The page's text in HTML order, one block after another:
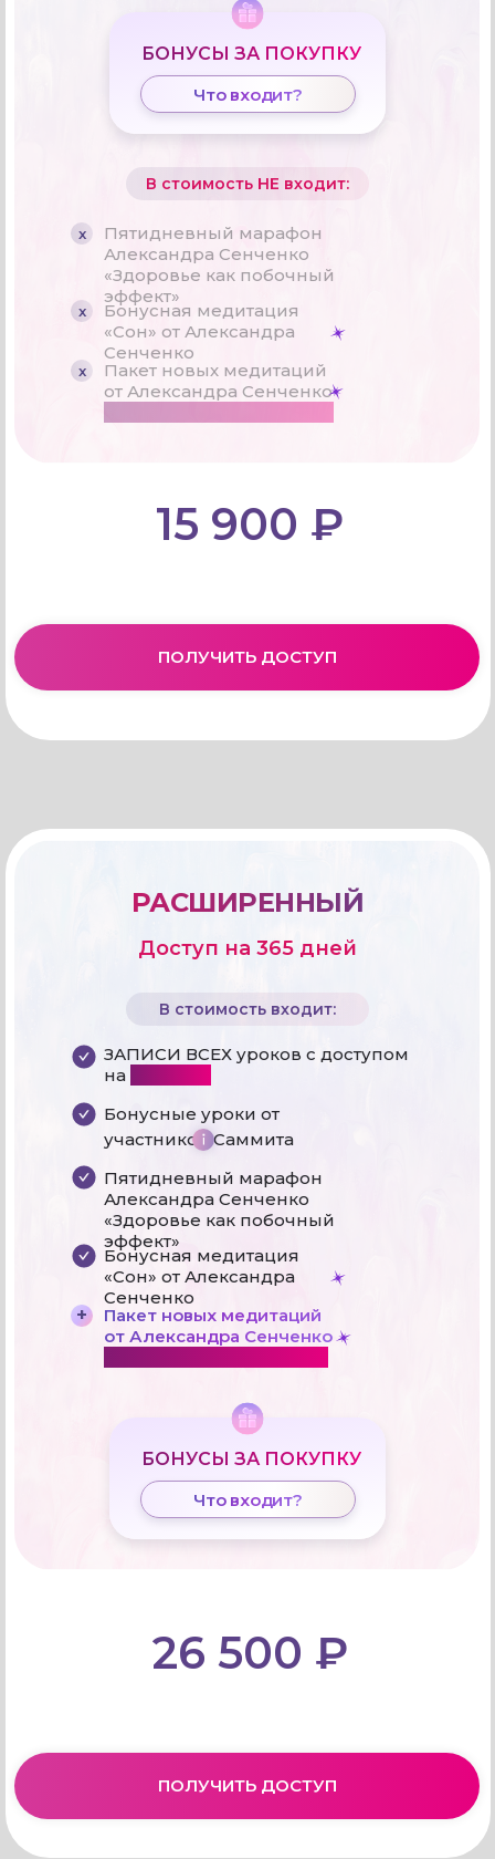
В стоимость НЕ входит:
Пятидневный марафон
Александра Сенченко
«Здоровье как побочный
эффект»
x
15 900 ₽
Бонусная медитация
«Сон» от Александра
Сенченко
x
Пакет новых медитаций
от Александра Сенченко
x
БОНУСЫ ЗА ПОКУПКУ
ПОЛУЧИТЬ ДОСТУП
Что входит?
РАСШИРЕННЫЙ
Доступ на 365 дней
В стоимость входит:
Пятидневный марафон
Александра Сенченко
«Здоровье как побочный
эффект»
Бонусные уроки от
участников Саммита
ЗАПИСИ ВСЕХ уроков с доступом
на
26 500 ₽
Бонусная медитация
«Сон» от Александра
Сенченко
Пакет новых медитаций
от Александра Сенченко
+
БОНУСЫ ЗА ПОКУПКУ
ПОЛУЧИТЬ ДОСТУП
Что входит?